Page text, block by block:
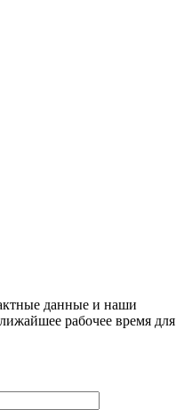
данные и наши
рабочее время для